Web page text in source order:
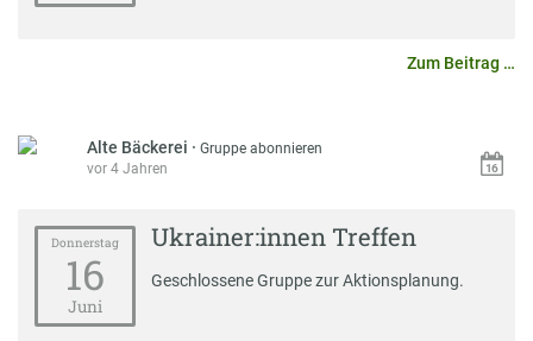
Zum Beitrag …
Alte Bäckerei ·Gruppe abonnieren
vor 4 Jahren
Donnerstag
16
Juni
Ukrainer:innen Treffen
Geschlossene Gruppe zur Aktionsplanung.